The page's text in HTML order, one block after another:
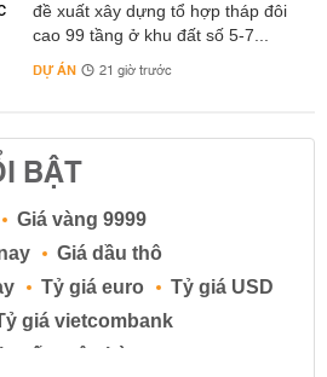
đề xuất xây dựng tổ hợp tháp đôi
cao 99 tầng ở khu đất số 5-7...
DỰ ÁN 21 giờ trước
BẬT
Giá vàng 9999
Giá dầu thô
Tỷ giá euro
Tỷ giá USD
giá vietcombank
suất ngân hàng